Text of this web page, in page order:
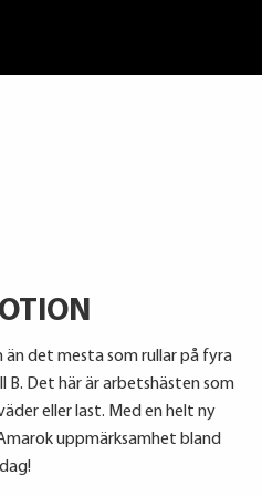
än det mesta som rullar på fyra
B. Det här är arbetshästen som
eller last. Med en helt ny
uppmärksamhet bland